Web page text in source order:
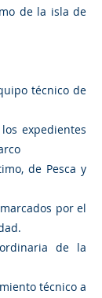
de la isla de
técnico de
expedientes
de Pesca y
por el
de la
técnico a